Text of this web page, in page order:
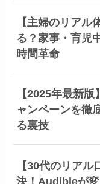
【主婦のリアル
る？家事・育児
時間革命
【2025年最新
ャンペーンを徹
る裏技
【30代のリア